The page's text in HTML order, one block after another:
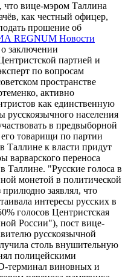
что вице-мэром Таллина
как честный офицер,
прошение об
REGNUM Новости
заключении
партией и
по вопросам
пространстве
активно
как единственную
русскоязычного населения
в предвыборной
товарищи по партии
Таллине к власти придут
варварского переноса
Таллине. "Русские голоса в
монетой в политической
заявлял, что
интересы русских в
голосов Центристская
России"), пост вице-
русскоязычной
столь внушительную
полицейскими
терминал виновных и